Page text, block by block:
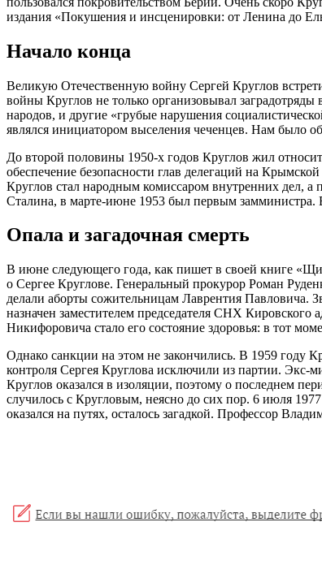
издания «Покушения и инсценировки: от Ленина до
Начало конца
Великую Отечественную войну Сергей Круглов
войны Круглов не только организовывал
народов, и другие «грубые нарушения
являлся инициатором выселения чеченцев. Нам было
До второй половины 1950-х годов Круглов жил
обеспечение безопасности глав делегаций на
Круглов стал народным комиссаром внутренних дел,
Сталина, в марте-июне 1953 был первым замминистра.
Опала и загадочная смерть
В июне следующего года, как пишет в своей книге
о Сергее Круглове. Генеральный прокурор Роман
делали аборты сожительницам Лаврентия Павловича.
назначен заместителем председателя СНХ Кировского
Никифоровича стало его состояние здоровья: в тот
Однако санкции на этом не закончились. В 1959 году
контроля Сергея Круглова исключили из партии. Экс-
Круглов оказался в изоляции, поэтому о последнем
случилось с Кругловым, неясно до сих пор. 6 июля
оказался на путях, осталось загадкой. Профессор